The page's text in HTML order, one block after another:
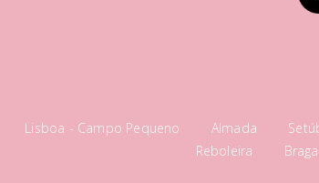
Lisboa - Campo Pequeno Almada
Reboleira
Braga